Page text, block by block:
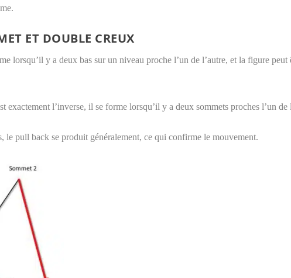
ET DOUBLE CREUX
lorsqu’il y a deux bas sur un niveau proche l’un de l’autre, et la figure
exactement l’inverse, il se forme lorsqu’il y a deux sommets proches l’un
le pull back se produit généralement, ce qui confirme le mouvement.